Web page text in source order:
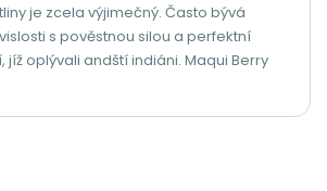
je zcela výjimečný. Často bývá
s pověstnou silou a perfektní
jíž oplývali andští indiáni. Maqui Berry